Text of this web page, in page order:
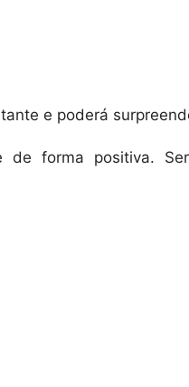
e poderá
de forma positiva.